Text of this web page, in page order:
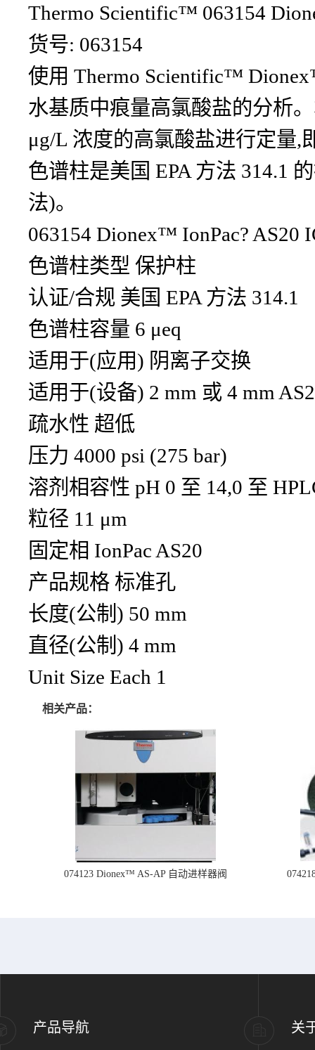
Thermo Scientific™ 063154
货号: 063154
使用 Thermo Scientific™
水基质中痕量高氯酸盐的分析
μg/L 浓度的高氯酸盐进行定量,
色谱柱是美国 EPA 方法 314.1
法)。
063154 Dionex™ IonPac? AS20
色谱柱类型 保护柱
认证/合规 美国 EPA 方法 314.1
色谱柱容量 6 μeq
适用于(应用) 阴离子交换
适用于(设备) 2 mm 或 4 mm
疏水性 超低
压力 4000 psi (275 bar)
溶剂相容性 pH 0 至 14,0 至
粒径 11 μm
固定相 IonPac AS20
产品规格 标准孔
长度(公制) 50 mm
直径(公制) 4 mm
Unit Size Each 1
相关产品：
074123 Dionex™ AS-AP 自动进样器阀
产品导航 关